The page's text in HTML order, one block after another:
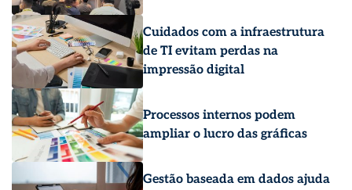
Cuidados com a infraestrutura
de TI evitam perdas na
impressão digital
Processos internos podem
ampliar o lucro das gráficas
Gestão baseada em dados ajuda